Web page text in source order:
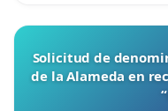
Solicitud de
de la Alameda en